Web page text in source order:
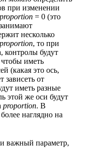
при изменении
proportion = 0 (это
несколько
proportion, то при
контролы будут
иметь
(какая это ось,
зависеть от
иметь разные
этой же оси будут
proportion. В
наглядно на
важный параметр,